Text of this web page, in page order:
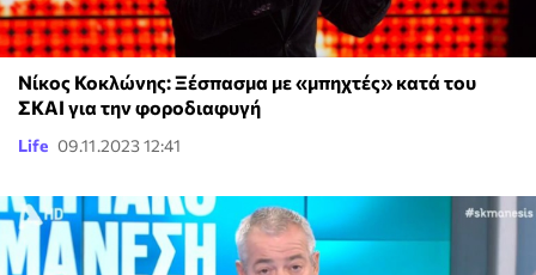
Νίκος Κοκλώνης: Ξέσπασμα με «μπηχτές» κατά του
ΣΚΑΙ για την φοροδιαφυγή
Life 09.11.2023 12:41